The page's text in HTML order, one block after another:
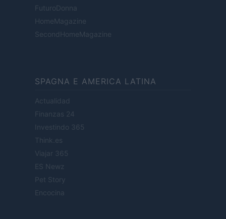
FuturoDonna
HomeMagazine
SecondHomeMagazine
SPAGNA E AMERICA LATINA
Actualidad
Finanzas 24
Investindo 365
Think.es
Viajar 365
ES Newz
Pet Story
Encocina